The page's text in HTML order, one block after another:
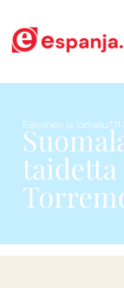
Eläminen ja lomailu